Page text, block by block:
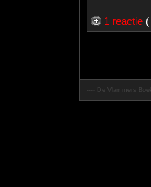
1 reactie
---- De Vlammers